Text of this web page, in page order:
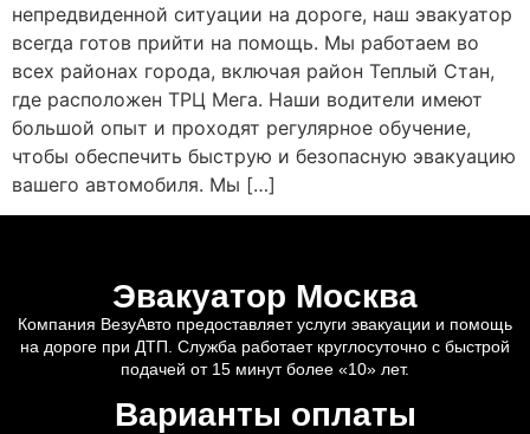
непредвиденной ситуации на дороге, наш эвакуатор
всегда готов прийти на помощь. Мы работаем во
всех районах города, включая район Теплый Стан,
где расположен ТРЦ Мега. Наши водители имеют
большой опыт и проходят регулярное обучение,
чтобы обеспечить быструю и безопасную эвакуацию
вашего автомобиля. Мы […]
Эвакуатор Москва
Компания ВезуАвто предоставляет услуги эвакуации и помощь
на дороге при ДТП. Служба работает круглосуточно с быстрой
подачей от 15 минут более «10» лет.
Варианты оплаты